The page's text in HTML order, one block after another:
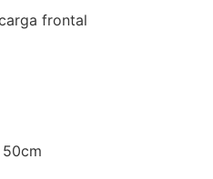
frontal